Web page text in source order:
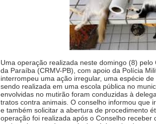
Uma operação realizada neste domingo (8)
da Paraíba (CRMV-PB), com apoio da Polícia
interrompeu uma ação irregular, uma espécie
sendo realizada em uma escola pública no
envolvidas no mutirão foram conduzidas à
tratos contra animais. O conselho informou que
e também solicitar a abertura de procedimento
operação foi realizada após o Conselho